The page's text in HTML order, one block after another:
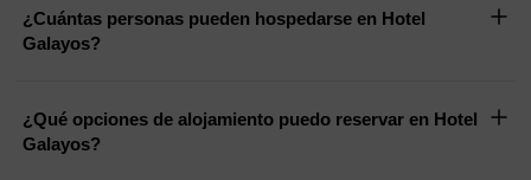
¿Cuántas personas pueden hospedarse en Hotel
Galayos?
¿Qué opciones de alojamiento puedo reservar en Hotel
Galayos?